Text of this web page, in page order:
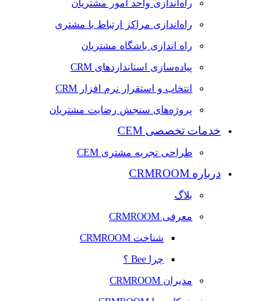
راه‌اندازی واحد امور مشتریان
راه‌اندازی مراکز ارتباط با مشتری
راه اندازی باشگاه مشتریان
پیاده‌سازی استانداردهای CRM
انتخاب و استقرار نرم افزار CRM
پروژه‌های سنجش رضایت مشتریان
خدمات تخصصی CEM
طراحی تجربه مشتری CEM
درباره CRMROOM
بلاگ
معرفی CRMROOM
شناخت CRMROOM
چرا Bee ؟
مدیران CRMROOM